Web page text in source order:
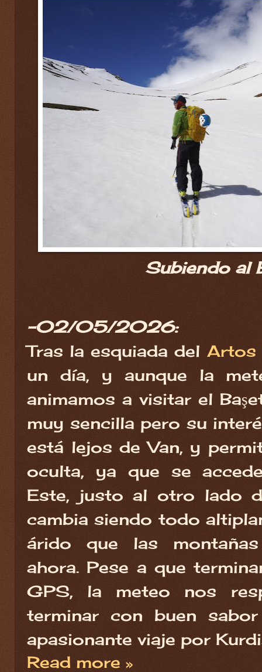
Subiendo al
-02/05/2026:
Tras la esquiada del Artos
un día, y aunque la
animamos a visitar el
muy sencilla pero su
está lejos de Van, y
oculta, ya que se
Este, justo al otro lado
cambia siendo todo
árido que las
ahora. Pese a que
GPS, la meteo nos
terminar con buen
apasionante viaje por
Read more »